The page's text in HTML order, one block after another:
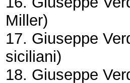
Miller)
17. Giuseppe
siciliani)
18. Giuseppe